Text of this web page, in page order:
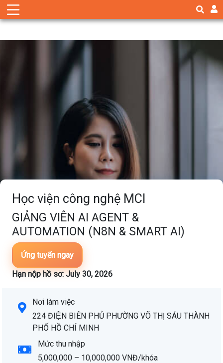
Học viện công nghệ MCI
GIẢNG VIÊN AI AGENT &
AUTOMATION (N8N & SMART AI)
Ứng tuyển ngay
Hạn nộp hồ sơ: July 30, 2026
Nơi làm việc
224 ĐIỆN BIÊN PHỦ PHƯỜNG VÕ THỊ SÁU THÀNH
PHỐ HỒ CHÍ MINH
Mức thu nhập
5,000,000 – 10,000,000 VNĐ/khóa